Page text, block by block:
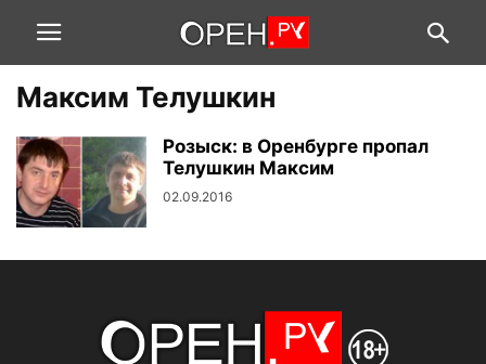
Максим Телушкин
Розыск: в Оренбурге пропал
Телушкин Максим
02.09.2016